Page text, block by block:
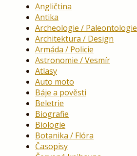
Angličtina
Antika
Archeologie / Paleontologie
Architektura / Design
Armáda / Policie
Astronomie / Vesmír
Atlasy
Auto moto
Báje a pověsti
Beletrie
Biografie
Biologie
Botanika / Flóra
Časopisy